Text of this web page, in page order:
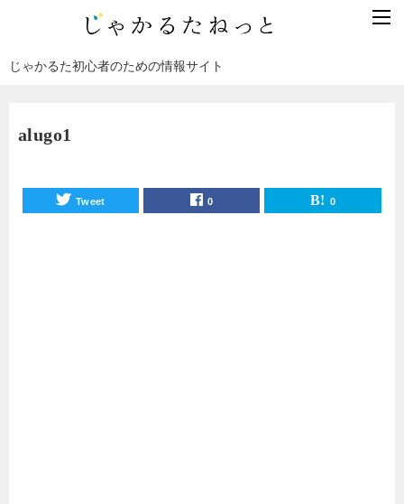
じゃかるた初心者のための情報サイト
alugo1
Tweet 0 0